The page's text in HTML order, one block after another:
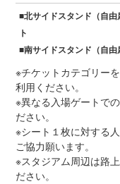
■北サイドスタンド（
ト
■南サイドスタンド（
※チケットカテゴリー
利用ください。
※異なる入場ゲートで
ださい。
※シート１枚に対する
ご協力願います。
※スタジアム周辺は路
ださい。